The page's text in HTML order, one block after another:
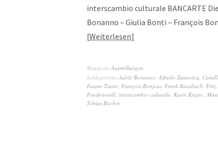
interscambio culturale BANCARTE
Bonanno – Giulia Bonti – François
Weiterlesen
Kategorie Ausstellungen
SchlagwörterAdele Bonanno, Alfredo Zamorica,
Fausto Tisato, François Bonjour, Frank Raasbach, Fritz
Friedenwald, interscambio culturale, Karin Krajnc,
Tobias Bucher